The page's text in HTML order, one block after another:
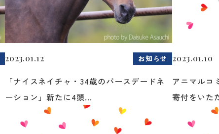
2023.01.12 お知らせ
「ナイスネイチャ・34歳のバースデードネ
ーション」新たに4頭...
2023.01.10
アニマルコ
寄付をいた